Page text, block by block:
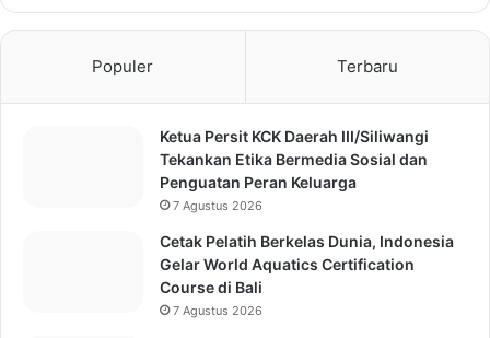
Populer Terbaru
Ketua Persit KCK Daerah III/Siliwangi
Tekankan Etika Bermedia Sosial dan
Penguatan Peran Keluarga
7 Agustus 2026
Cetak Pelatih Berkelas Dunia, Indonesia
Gelar World Aquatics Certification
Course di Bali
7 Agustus 2026